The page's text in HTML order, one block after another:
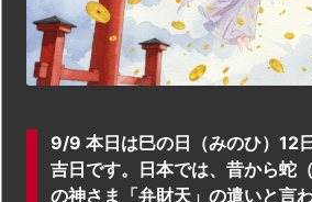
9/9 本日は巳の日（みのひ）12
吉日です。日本では、昔から蛇
の神さま「弁財天」の遣いと言